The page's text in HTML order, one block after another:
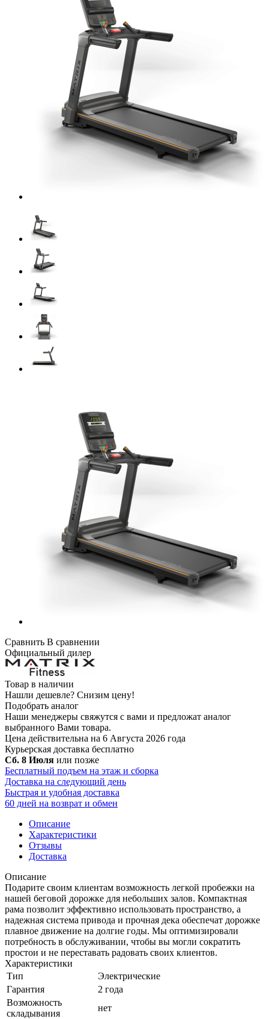
Сравнить В сравнении
Официальный дилер
Товар в наличии
Нашли дешевле? Снизим цену!
Подобрать аналог
Наши менеджеры свяжутся с вами и предложат аналог
выбранного Вами товара.
Цена действительна на 6 Августа 2026 года
Курьерская доставка бесплатно
Сб. 8 Июля или позже
Бесплатный подъем на этаж и сборка
Доставка на следующий день
Быстрая и удобная доставка
60 дней на возврат и обмен
Описание
Характеристики
Отзывы
Доставка
Описание
Подарите своим клиентам возможность легкой пробежки на
нашей беговой дорожке для небольших залов. Компактная
рама позволит эффективно использовать пространство, а
надежная система привода и прочная дека обеспечат дорожке
плавное движение на долгие годы. Мы оптимизировали
потребность в обслуживании, чтобы вы могли сократить
простои и не переставать радовать своих клиентов.
Характеристики
Тип
Электрические
Гарантия
2 года
Возможность
складывания
нет